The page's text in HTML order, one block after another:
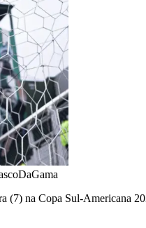
(7) na Copa Sul-Americana